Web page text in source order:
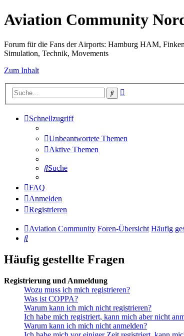
Aviation Community
Forum für die Fans der Airports: Hamburg HAM,
Simulation, Technik, Movements
Zum Inhalt
Suche
Schnellzugriff
Unbeantwortete Themen
Aktive Themen
Suche
FAQ
Anmelden
Registrieren
Aviation Community Foren-Übersicht Häufig
Suche
Häufig gestellte Fragen
Registrierung und Anmeldung
Wozu muss ich mich registrieren?
Was ist COPPA?
Warum kann ich mich nicht registrieren?
Ich habe mich registriert, kann mich aber nicht
Warum kann ich mich nicht anmelden?